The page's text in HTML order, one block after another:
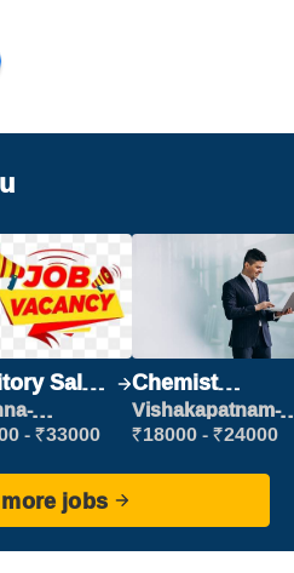
Sales
- ₹33000
Chemist
Production
Executive
Vishakapatnam-
new
₹18000 - ₹24000
jobs